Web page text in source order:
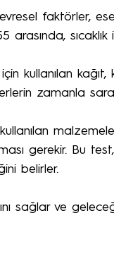
faktörler,
arasında,
kullanılan kağıt,
zamanla
gerekir. Bu
belirler.
sağlar ve